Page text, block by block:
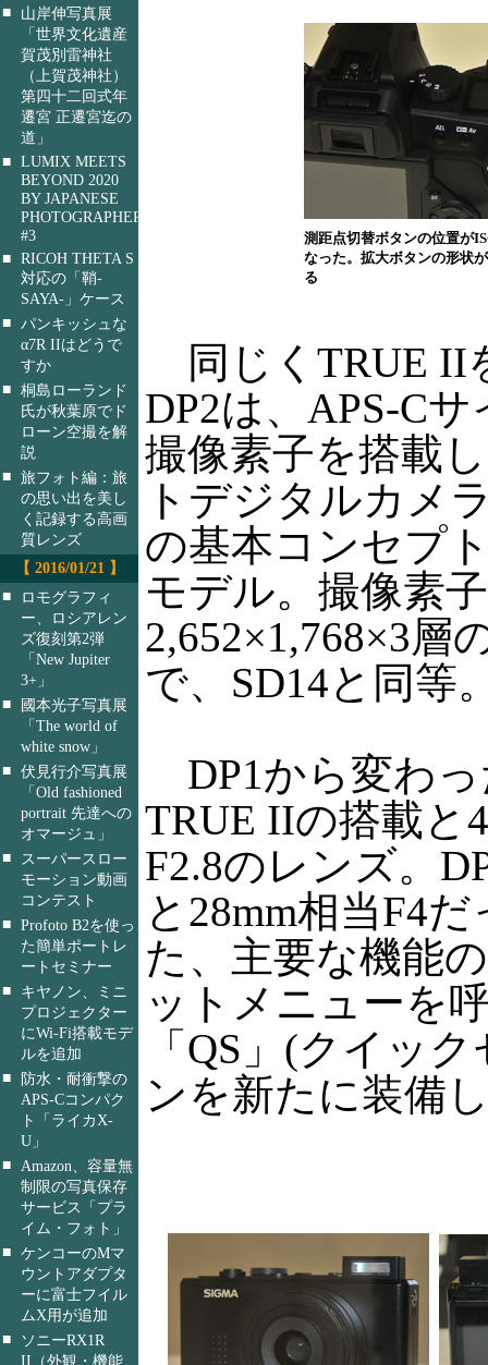
■
山岸伸写真展
「世界文化遺産
賀茂別雷神社
（上賀茂神社）
第四十二回式年
遷宮 正遷宮迄の
道」
■ LUMIX MEETS
BEYOND 2020
BY JAPANESE
PHOTOGRAPHERS
#3
■ RICOH THETA S
対応の「鞘-
SAYA-」ケース
■ パンキッシュな
α7R IIはどうで
すか
■ 桐島ローランド
氏が秋葉原でド
ローン空撮を解
説
■ 旅フォト編：旅
の思い出を美し
く記録する高画
質レンズ
【 2016/01/21 】
■
ロモグラフィ
ー、ロシアレン
ズ復刻第2弾
「New Jupiter
3+」
■
國本光子写真展
「The world of
white snow」
■ 伏見行介写真展
「Old fashioned
portrait 先達への
オマージュ」
■
スーパースロー
モーション動画
コンテスト
■ Profoto B2を使っ
た簡単ポートレ
ートセミナー
■
キヤノン、ミニ
プロジェクター
にWi-Fi搭載モデ
ルを追加
■
防水・耐衝撃の
APS-Cコンパク
ト「ライカX-
U」
■
Amazon、容量無
制限の写真保存
サービス「プラ
イム・フォト」
■ ケンコーのMマ
ウントアダプタ
ーに富士フイル
ムX用が追加
■
ソニーRX1R
II（外観・機能
測距点切替ボタンの位置が
なった。拡大ボタンの形状
る
同じくTRUE II
DP2は、APS-C
撮像素子を搭載
トデジタルカメ
の基本コンセプ
モデル。撮像素
2,652×1,768×3層
で、SD14と同等
DP1から変わ
TRUE IIの搭載と
F2.8のレンズ。
と28mm相当F4
た、主要な機能
ットメニューを
「QS」(クイッ
ンを新たに装備